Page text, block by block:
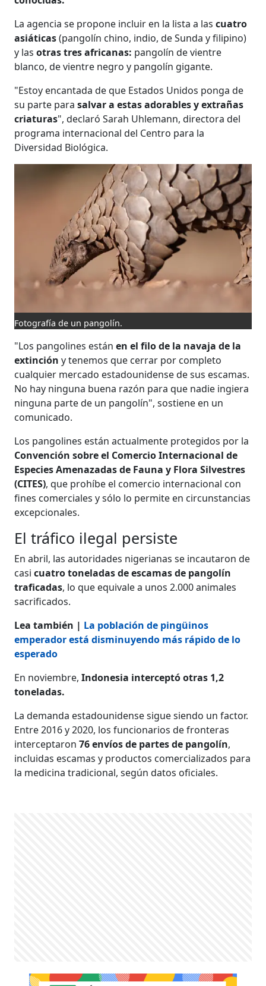
La agencia se propone incluir en la lista a las cuatro
asiáticas(pangolín chino, indio, de Sunda y filipino)
y lasotras tres africanas: pangolín de vientre
blanco, de vientre negro y pangolín gigante.
"Estoy encantada de que Estados Unidos ponga de
su parte parasalvar a estas adorables y extrañas
criaturas", declaró Sarah Uhlemann, directora del
programa internacional del Centro para la
Diversidad Biológica.
Fotografía de un pangolín.
"Los pangolines estánen el filo de la navaja de la
extincióny tenemos que cerrar por completo
cualquier mercado estadounidense de sus escamas.
No hay ninguna buena razón para que nadie ingiera
ninguna parte de un pangolín", sostiene en un
comunicado.
Los pangolines están actualmente protegidos por la
Convención sobre el Comercio Internacional de
Especies Amenazadas de Fauna y Flora Silvestres
(CITES), que prohíbe el comercio internacional con
fines comerciales y sólo lo permite en circunstancias
excepcionales.
El tráfico ilegal persiste
En abril, las autoridades nigerianas se incautaron de
casi cuatro toneladas de escamas de pangolín
traficadas, lo que equivale a unos 2.000 animales
sacrificados.
​​​​​​​Lea también | La población de pingüinos
emperador está disminuyendo más rápido de lo
esperado
En noviembre, Indonesia interceptó otras 1,2
toneladas.
La demanda estadounidense sigue siendo un factor.
Entre 2016 y 2020, los funcionarios de fronteras
interceptaron 76 envíos de partes de pangolín,
incluidas escamas y productos comercializados para
la medicina tradicional, según datos oficiales.